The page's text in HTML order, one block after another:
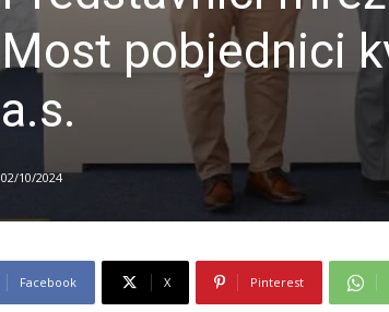
Most pobjednici
a.s.
02/10/2024
Facebook X Pinterest